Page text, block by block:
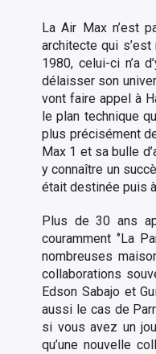
La Air Max n’est
architecte qui
1980, celui-ci n’a
délaisser son
vont faire appel à
le plan technique
plus précisément
Max 1 et sa bulle
y connaître un
était destinée puis
Plus de 30 ans
couramment ‘’La
nombreuses
collaborations
Edson Sabajo et
aussi le cas de
si vous avez un
qu’une nouvelle